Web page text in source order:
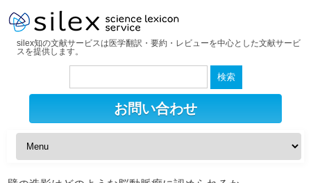
silex知の文献サービスは医学翻訳・要約・レビューを中心とした文献サービ
スを提供します。
検
お問い合わせ